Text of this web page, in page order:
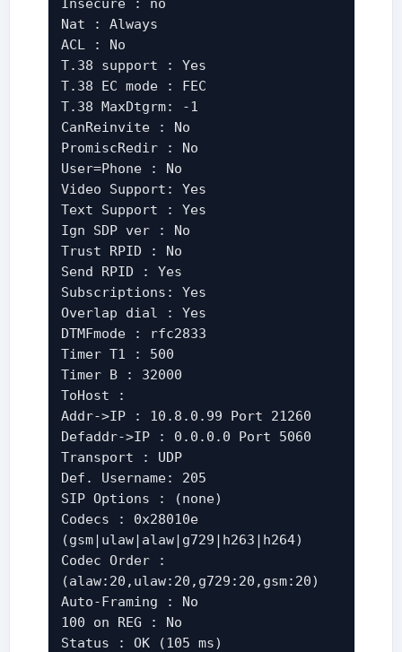
Nat : Always
ACL : No
T.38 support : Yes
T.38 EC mode : FEC
T.38 MaxDtgrm: -1
CanReinvite : No
PromiscRedir : No
User=Phone : No
Video Support: Yes
Text Support : Yes
Ign SDP ver : No
Trust RPID : No
Send RPID : Yes
Subscriptions: Yes
Overlap dial : Yes
DTMFmode : rfc2833
Timer T1 : 500
Timer B : 32000
ToHost :
Addr->IP : 10.8.0.99 Port 21260
Defaddr->IP : 0.0.0.0 Port 5060
Transport : UDP
Def. Username: 205
SIP Options : (none)
Codecs : 0x28010e
(gsm|ulaw|alaw|g729|h263|h264)
Codec Order :
(alaw:20,ulaw:20,g729:20,gsm:20)
Auto-Framing : No
100 on REG : No
Status : OK (105 ms)